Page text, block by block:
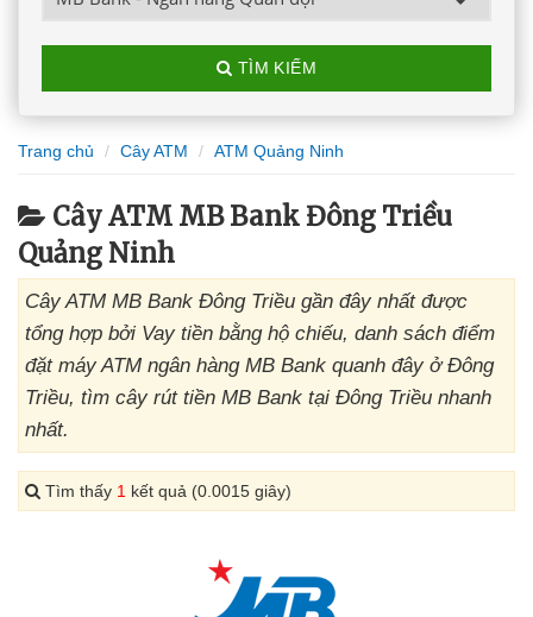
TÌM KIẾM
Trang chủ Cây ATM ATM Quảng Ninh
Cây ATM MB Bank Đông Triều
Quảng Ninh
Cây ATM MB Bank Đông Triều gần đây nhất được
tổng hợp bởi Vay tiền bằng hộ chiếu, danh sách điểm
đặt máy ATM ngân hàng MB Bank quanh đây ở Đông
Triều, tìm cây rút tiền MB Bank tại Đông Triều nhanh
nhất.
Tìm thấy 1 kết quả (0.0015 giây)